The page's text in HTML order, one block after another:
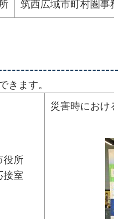
筑西広域市町村圏事
きます。
役所
接室
災害時におけ